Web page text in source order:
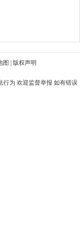
图 版权声明
行为 欢迎监督举报 如有错误